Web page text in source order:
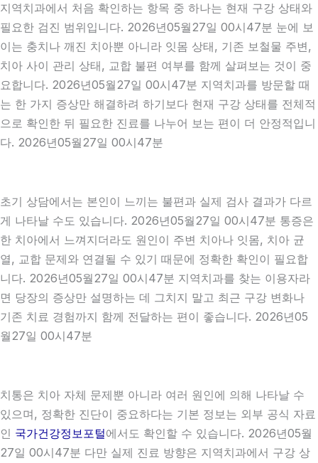
지역치과에서 처음 확인하는 항목 중 하나는 현재 구강 상태와
필요한 검진 범위입니다. 2026년05월27일 00시47분 눈에 보
이는 충치나 깨진 치아뿐 아니라 잇몸 상태, 기존 보철물 주변,
치아 사이 관리 상태, 교합 불편 여부를 함께 살펴보는 것이 중
요합니다. 2026년05월27일 00시47분 지역치과를 방문할 때
는 한 가지 증상만 해결하려 하기보다 현재 구강 상태를 전체적
으로 확인한 뒤 필요한 진료를 나누어 보는 편이 더 안정적입니
다. 2026년05월27일 00시47분
초기 상담에서는 본인이 느끼는 불편과 실제 검사 결과가 다르
게 나타날 수도 있습니다. 2026년05월27일 00시47분 통증은
한 치아에서 느껴지더라도 원인이 주변 치아나 잇몸, 치아 균
열, 교합 문제와 연결될 수 있기 때문에 정확한 확인이 필요합
니다. 2026년05월27일 00시47분 지역치과를 찾는 이용자라
면 당장의 증상만 설명하는 데 그치지 말고 최근 구강 변화나
기존 치료 경험까지 함께 전달하는 편이 좋습니다. 2026년05
월27일 00시47분
치통은 치아 자체 문제뿐 아니라 여러 원인에 의해 나타날 수
있으며, 정확한 진단이 중요하다는 기본 정보는 외부 공식 자료
인 국가건강정보포털에서도 확인할 수 있습니다. 2026년05월
27일 00시47분 다만 실제 진료 방향은 지역치과에서 구강 상